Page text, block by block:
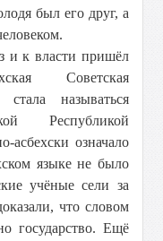
был его друг, а
и к власти пришёл
Советская
стала называться
Республикой
асбехски означало
языке не было
учёные сели за
что словом
государство. Ещё